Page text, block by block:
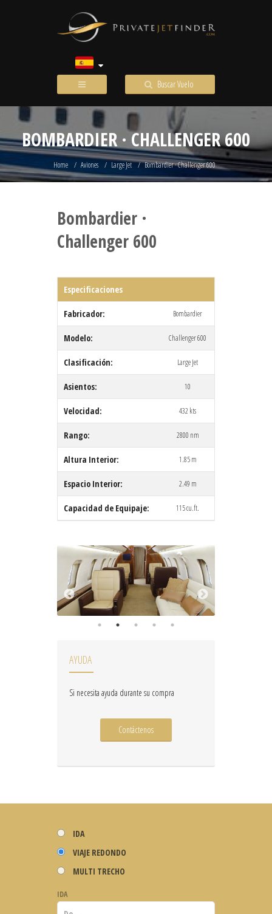
Buscar Vuelo
BOMBARDIER · CHALLENGER 600
Home Aviones Large Jet Bombardier · Challenger 600
Bombardier ·
Challenger 600
Especificaciones
Fabricador: Bombardier
Modelo: Challenger 600
Clasificación: Large Jet
Asientos: 10
Velocidad: 432 kts
Rango: 2800 nm
Altura Interior: 1.85 m
Espacio Interior: 2.49 m
Capacidad de Equipaje: 115 cu.ft.
AYUDA
Si necesita ayuda durante su compra
Contáctenos
IDA
VIAJE REDONDO
MULTI TRECHO
IDA